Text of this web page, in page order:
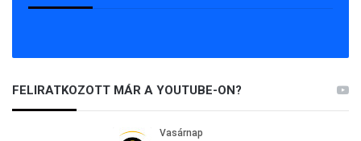
FELIRATKOZOTT MÁR A YOUTUBE-ON?